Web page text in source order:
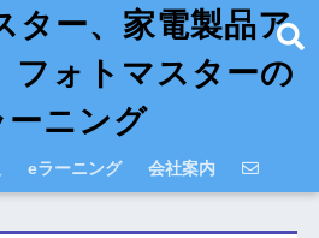
ター、家電製品ア
フォトマスターの
ーニング
eラーニング 会社案内